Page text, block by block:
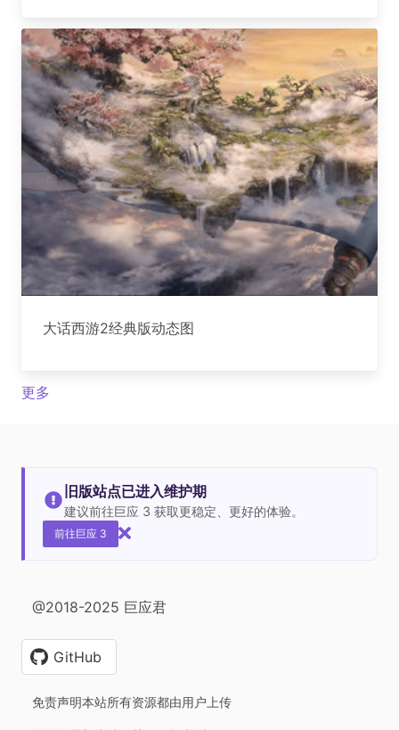
大话西游2经典版动态图
更多
旧版站点已进入维护期
建议前往巨应 3 获取更稳定、更好的体验。
前往巨应 3
@2018-2025 巨应君
GitHub
免责声明本站所有资源都由用户上传